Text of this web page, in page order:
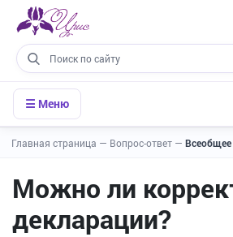
☰ Меню
Главная страница — Вопрос-ответ — Всеобщее
Можно ли
декларации?